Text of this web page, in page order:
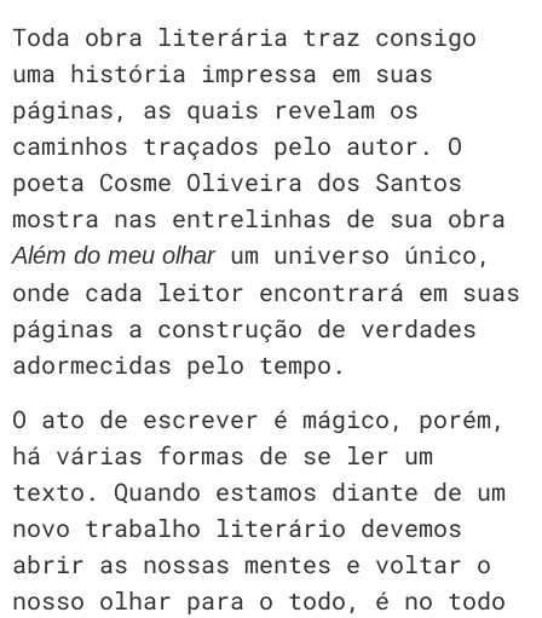
Toda obra literária traz consigo
uma história impressa em suas
páginas, as quais revelam os
caminhos traçados pelo autor. O
poeta Cosme Oliveira dos Santos
mostra nas entrelinhas de sua obra
Além do meu olharum universo único,
onde cada leitor encontrará em suas
páginas a construção de verdades
adormecidas pelo tempo.
O ato de escrever é mágico, porém,
há várias formas de se ler um
texto. Quando estamos diante de um
novo trabalho literário devemos
abrir as nossas mentes e voltar o
nosso olhar para o todo, é no todo